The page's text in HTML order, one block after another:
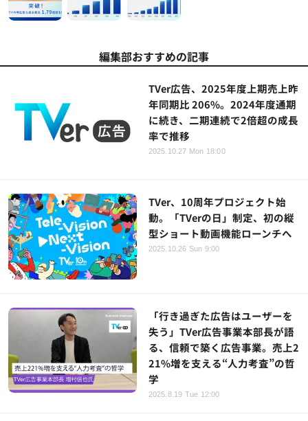
編集部おすすめの記事
TVer広告、2025年度上期売上昨
年同期比 206%。2024年度通期
に続き、二期連続で2倍超の成長
率で推移
2025.10.27 Mon 18:00
TVer、10周年プロジェクト始
動。「TVerの日」制定、初の縦
型ショート動画機能ローンチへ
2025.10.26 Sun 9:00
「行き過ぎた広告はユーザーを
失う」TVer広告事業本部長が語
る、信頼で築く広告事業。売上2
21%増を支える“人力考査”の哲
学
2025.8.19 Tue 12:00